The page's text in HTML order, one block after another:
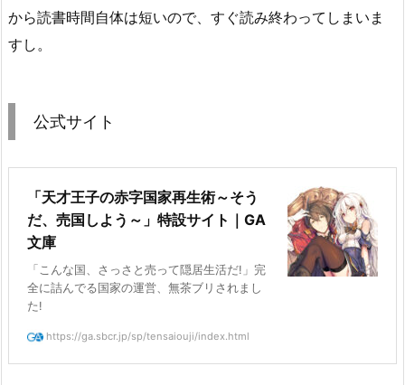
から読書時間自体は短いので、すぐ読み終わってしまいま
すし。
公式サイト
「天才王子の赤字国家再生術～そう
だ、売国しよう～」特設サイト｜GA
文庫
「こんな国、さっさと売って隠居生活だ!」完
全に詰んでる国家の運営、無茶ブリされまし
た!
https://ga.sbcr.jp/sp/tensaiouji/index.html